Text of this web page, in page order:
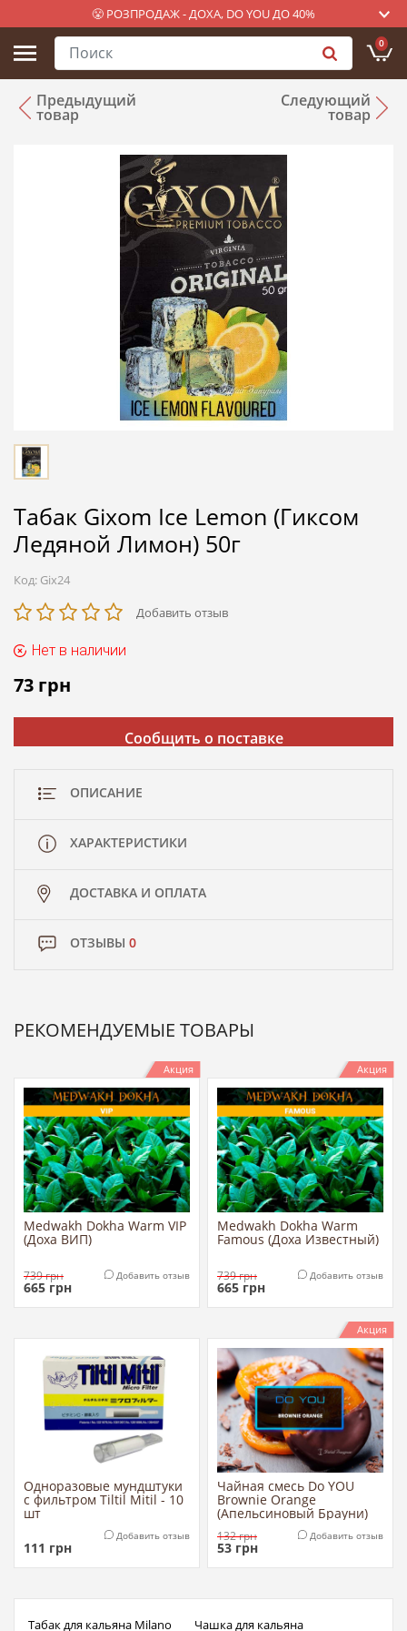
😤 РОЗПРОДАЖ - ДОХА, DO YOU ДО 40%
0
Предыдущий
товар
Следующий
товар
Табак Gixom Ice Lemon (Гиксом
Ледяной Лимон) 50г
Код: Gix24
Добавить отзыв
Нет в наличии
73 грн
Сообщить о поставке
ОПИСАНИЕ
ХАРАКТЕРИСТИКИ
ДОСТАВКА И ОПЛАТА
ОТЗЫВЫ 0
РЕКОМЕНДУЕМЫЕ ТОВАРЫ
Акция
Medwakh Dokha Warm VIP
(Доха ВИП)
739грн
665 грн
Добавить отзыв
Акция
Medwakh Dokha Warm
Famous (Доха Известный)
739грн
665 грн
Добавить отзыв
Одноразовые мундштуки
с фильтром Tiltil Mitil - 10
шт
111 грн
Добавить отзыв
Акция
Чайная смесь Do YOU
Brownie Orange
(Апельсиновый Брауни)
132грн
53 грн
Добавить отзыв
Табак для кальяна Milano Чашка для кальяна